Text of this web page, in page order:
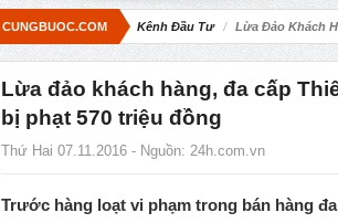
CUNGBUOC.COM Kênh Đầu Tư Lừa Đảo Khách
Lừa đảo khách hàng, đa cấp
bị phạt 570 triệu đồng
Thứ Hai 07.11.2016 - Nguồn: 24h.com.vn
Trước hàng loạt vi phạm trong bán hàng